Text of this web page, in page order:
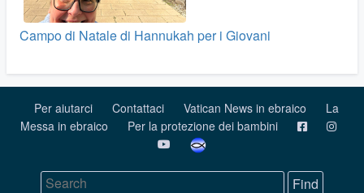
Campo di Natale di Hannukah per i Giovani
Per aiutarci Contattaci Vatican News in ebraico
La
Messa in ebraico
Per la protezione dei bambini